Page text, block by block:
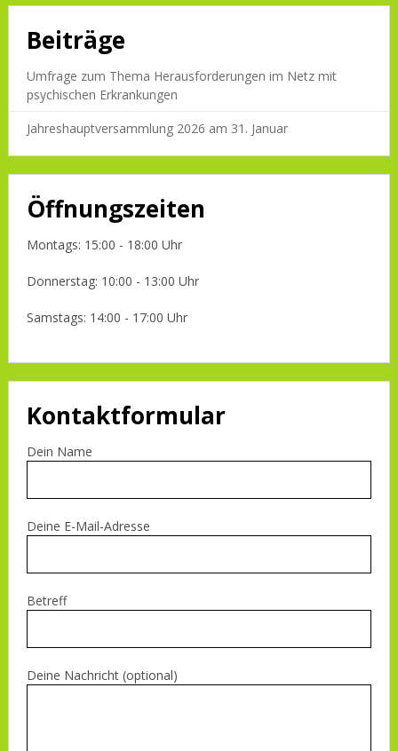
Beiträge
Umfrage zum Thema Herausforderungen im Netz mit
psychischen Erkrankungen
Jahreshauptversammlung 2026 am 31. Januar
Öffnungszeiten
Montags: 15:00 - 18:00 Uhr
Donnerstag: 10:00 - 13:00 Uhr
Samstags: 14:00 - 17:00 Uhr
Kontaktformular
Dein Name
Deine E-Mail-Adresse
Betreff
Deine Nachricht (optional)